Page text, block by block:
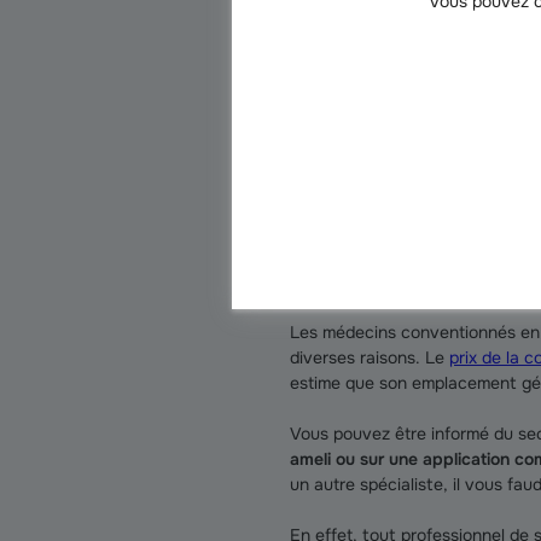
Les médecins conventionnés
diverses raisons. Le prix de la
estime que son emplacement
Vous pouvez être informé du
ameli ou sur une application
un autre spécialiste, il vous
En effet, tout professionnel de